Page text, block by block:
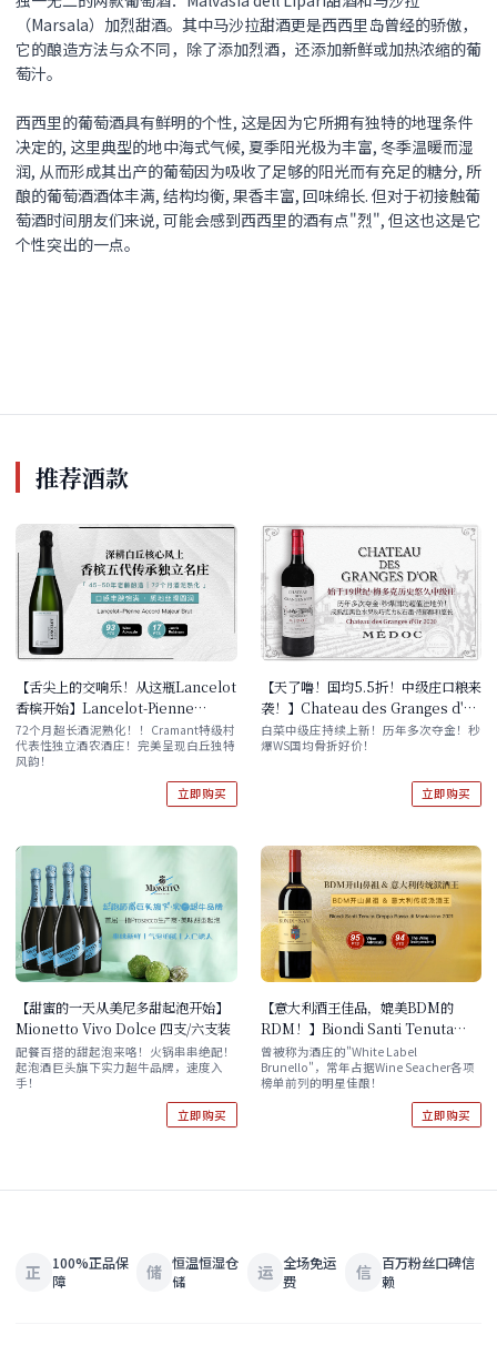
（Marsala）加烈甜酒。其中马沙拉甜酒更是西西里岛曾经的骄傲，
它的酿造方法与众不同，除了添加烈酒，还添加新鲜或加热浓缩的葡
萄汁。
西西里的葡萄酒具有鲜明的个性, 这是因为它所拥有独特的地理条件
决定的, 这里典型的地中海式气候, 夏季阳光极为丰富, 冬季温暖而湿
润, 从而形成其出产的葡萄因为吸收了足够的阳光而有充足的糖分, 所
酿的葡萄酒酒体丰满, 结构均衡, 果香丰富, 回味绵长. 但对于初接触葡
萄酒时间朋友们来说, 可能会感到西西里的酒有点"烈", 但这也这是它
个性突出的一点。
推荐酒款
【舌尖上的交响乐！从这瓶Lancelot
香槟开始】Lancelot-Pienne
Accord Majeur Brut 单支/双支 现
货速发
72个月超长酒泥熟化！！Cramant特级村
代表性独立酒农酒庄！完美呈现白丘独特
风韵！
立即购买
【天了噜！国均5.5折！中级庄口粮来
袭！】Chateau des Granges d'Or
2020 单支/双支/六支原木箱 任选
白菜中级庄持续上新！历年多次夺金！秒
爆WS国均骨折好价！
立即购买
【甜蜜的一天从美尼多甜起泡开始】
Mionetto Vivo Dolce 四支/六支装
配餐百搭的甜起泡来咯！火锅串串绝配！
起泡酒巨头旗下实力超牛品牌，速度入
手！
立即购买
【意大利酒王佳品，媲美BDM的
RDM！】Biondi Santi Tenuta
Greppo Rosso di Montalcino
2021 单支/双支/六支 任选
曾被称为酒庄的"White Label
Brunello"，常年占据Wine Seacher各项
榜单前列的明星佳酿！
立即购买
正
100%正品保
障
储 恒温恒湿仓
储
运 全场免运
费
信 百万粉丝口碑信
赖